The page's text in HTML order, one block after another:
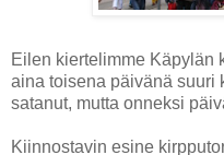
Eilen kiertelimme Käpylän
aina toisena päivänä suuri
satanut, mutta onneksi
Kiinnostavin esine